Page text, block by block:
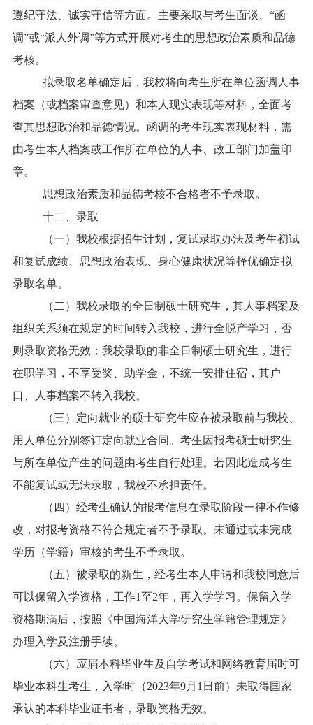
遵纪守法、诚实守信等方面。主要采取与考生面谈、“函
调”或“派人外调”等方式开展对考生的思想政治素质和品德
考核。
拟录取名单确定后，我校将向考生所在单位函调人事
档案（或档案审查意见）和本人现实表现等材料，全面考
查其思想政治和品德情况。函调的考生现实表现材料，需
由考生本人档案或工作所在单位的人事、政工部门加盖印
章。
思想政治素质和品德考核不合格者不予录取。
十二、录取
（一）我校根据招生计划，复试录取办法及考生初试
和复试成绩、思想政治表现、身心健康状况等择优确定拟
录取名单。
（二）我校录取的全日制硕士研究生，其人事档案及
组织关系须在规定的时间转入我校，进行全脱产学习，否
则录取资格无效；我校录取的非全日制硕士研究生，进行
在职学习，不享受奖、助学金，不统一安排住宿，其户
口、人事档案不转入我校。
（三）定向就业的硕士研究生应在被录取前与我校、
用人单位分别签订定向就业合同。考生因报考硕士研究生
与所在单位产生的问题由考生自行处理。若因此造成考生
不能复试或无法录取，我校不承担责任。
（四）经考生确认的报考信息在录取阶段一律不作修
改，对报考资格不符合规定者不予录取。未通过或未完成
学历（学籍）审核的考生不予录取。
（五）被录取的新生，经考生本人申请和我校同意后
可以保留入学资格，工作1至2年，再入学学习。保留入学
资格期满后，按照《中国海洋大学研究生学籍管理规定》
办理入学及注册手续。
（六）应届本科毕业生及自学考试和网络教育届时可
毕业本科生考生，入学时（2023年9月1日前）未取得国家
承认的本科毕业证书者，录取资格无效。